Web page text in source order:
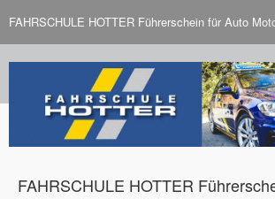
FAHRSCHULE HOTTER Führerschein für Auto
FAHRSCHULE HOTTER